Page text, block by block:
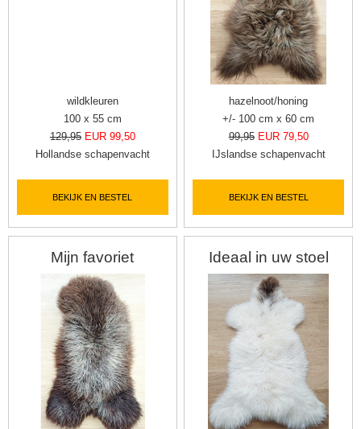
wildkleuren
100 x 55 cm
129,95 EUR 99,50
Hollandse schapenvacht
BEKIJK EN BESTEL
hazelnoot/honing
+/- 100 cm x 60 cm
99,95 EUR 79,50
IJslandse schapenvacht
BEKIJK EN BESTEL
Mijn favoriet Ideaal in uw stoel